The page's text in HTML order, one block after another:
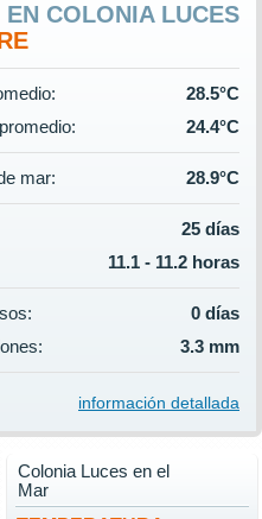
COLONIA LUCES
28.5°C
24.4°C
mar: 28.9°C
25 días
11.1 - 11.2 horas
0 días
3.3 mm
información detallada
Colonia Luces en el
Mar